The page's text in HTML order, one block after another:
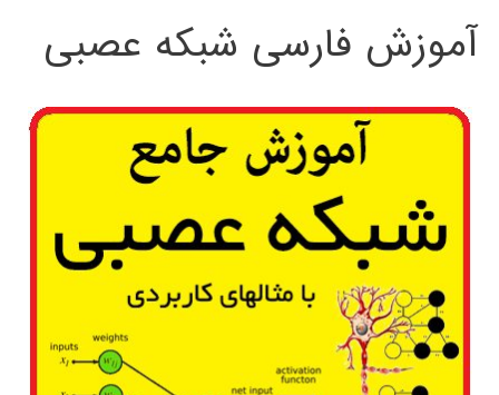
آموزش فارسی شبکه عصبی